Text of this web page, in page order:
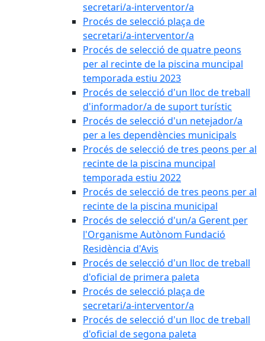
secretari/a-interventor/a
Procés de selecció plaça de
secretari/a-interventor/a
Procés de selecció de quatre peons
per al recinte de la piscina muncipal
temporada estiu 2023
Procés de selecció d'un lloc de treball
d'informador/a de suport turístic
Procés de selecció d'un netejador/a
per a les dependències municipals
Procés de selecció de tres peons per al
recinte de la piscina muncipal
temporada estiu 2022
Procés de selecció de tres peons per al
recinte de la piscina municipal
Procés de selecció d'un/a Gerent per
l'Organisme Autònom Fundació
Residència d'Avis
Procés de selecció d'un lloc de treball
d'oficial de primera paleta
Procés de selecció plaça de
secretari/a-interventor/a
Procés de selecció d'un lloc de treball
d'oficial de segona paleta